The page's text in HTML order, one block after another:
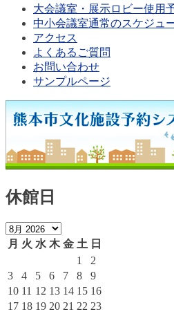
大会議室・展示ロビー使用
中小会議室通常のスケジュ
アクセス
よくあるご質問
お問い合わせ
サンプルページ
休館日
月 火 水 木 金 土 日
1
2
3
4 5 6 7 8
9
10 11 12 13 14 15 16
17 18 19 20 21 22 23